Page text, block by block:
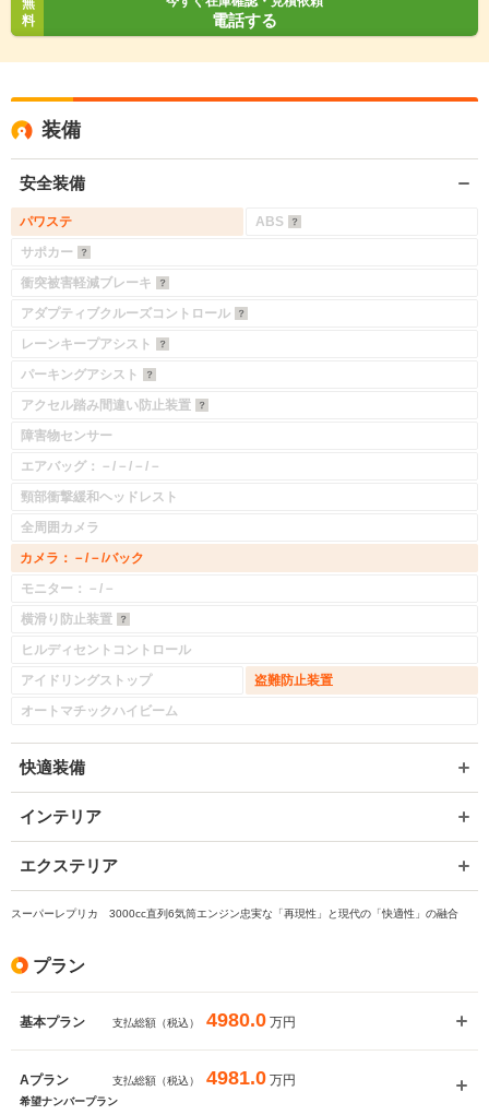
無
料
電話する
装備
安全装備
パワステ
ABS
サポカー
衝突被害軽減ブレーキ
アダプティブクルーズコントロール
レーンキープアシスト
パーキングアシスト
アクセル踏み間違い防止装置
障害物センサー
エアバッグ：－/－/－/－
頸部衝撃緩和ヘッドレスト
全周囲カメラ
カメラ：－/－/バック
モニター：－/－
横滑り防止装置
ヒルディセントコントロール
アイドリングストップ
盗難防止装置
オートマチックハイビーム
快適装備
インテリア
エクステリア
スーパーレプリカ 3000cc直列6気筒エンジン忠実な「再現性」と現代の「快適性」の融合
プラン
基本プラン 支払総額（税込） 4980.0 万円
Aプラン 支払総額（税込） 4981.0 万円
希望ナンバープラン
入力途中の情報を保存しますか？
※次回問い合わせをする際に自動入力されます